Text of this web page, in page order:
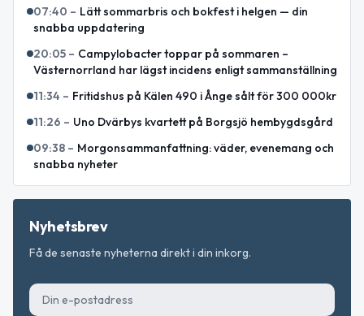
07:40 – Lätt sommarbris och bokfest i helgen — din
snabba uppdatering
20:05 – Campylobacter toppar på sommaren –
Västernorrland har lägst incidens enligt sammanställning
11:34 – Fritidshus på Kälen 490 i Ånge sålt för 300 000kr
11:26 – Uno Dvärbys kvartett på Borgsjö hembygdsgård
09:38 – Morgonsammanfattning: väder, evenemang och
snabba nyheter
Nyhetsbrev
Få de senaste nyheterna direkt i din inkorg.